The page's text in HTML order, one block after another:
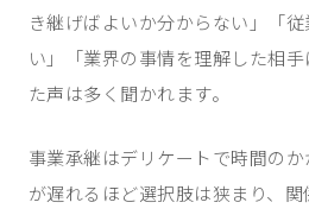
き継げばよいか分からない」「
い」「業界の事情を理解した相
た声は多く聞かれます。
事業承継はデリケートで時間の
が遅れるほど選択肢は狭まり、関